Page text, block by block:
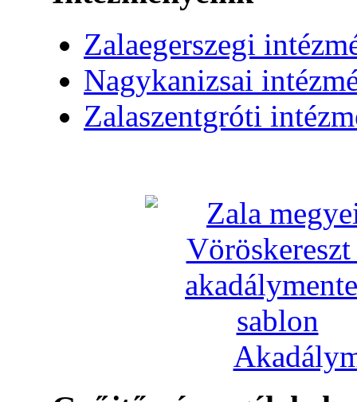
Zalaegerszegi
Nagykanizsai
Zalaszentgróti